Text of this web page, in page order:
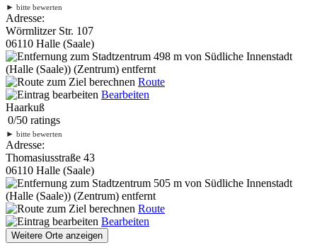
► bitte bewerten
Adresse:
Wörmlitzer Str. 107
06110 Halle (Saale)
498 m von Südliche Innenstadt
(Halle (Saale)) (Zentrum) entfernt
Route
Bearbeiten
Haarkuß
0/50 ratings
► bitte bewerten
Adresse:
Thomasiusstraße 43
06110 Halle (Saale)
505 m von Südliche Innenstadt
(Halle (Saale)) (Zentrum) entfernt
Route
Bearbeiten
Weitere Orte anzeigen